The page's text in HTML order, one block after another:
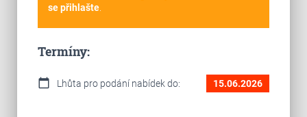
se přihlašte.
Termíny:
calendar_today Lhůta pro podání nabídek do: 15.06.2026